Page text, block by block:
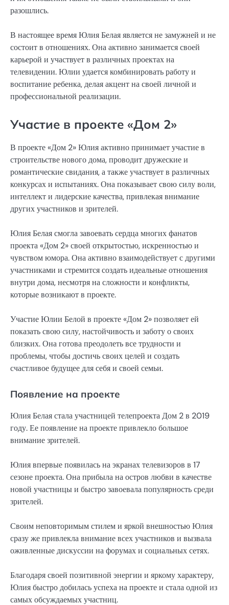
разошлись.
В настоящее время Юлия Белая является не замужней и не
состоит в отношениях. Она активно занимается своей
карьерой и участвует в различных проектах на
телевидении. Юлии удается комбинировать работу и
воспитание ребенка, делая акцент на своей личной и
профессиональной реализации.
Участие в проекте «Дом 2»
В проекте «Дом 2» Юлия активно принимает участие в
строительстве нового дома, проводит дружеские и
романтические свидания, а также участвует в различных
конкурсах и испытаниях. Она показывает свою силу воли,
интеллект и лидерские качества, привлекая внимание
других участников и зрителей.
Юлия Белая смогла завоевать сердца многих фанатов
проекта «Дом 2» своей открытостью, искренностью и
чувством юмора. Она активно взаимодействует с другими
участниками и стремится создать идеальные отношения
внутри дома, несмотря на сложности и конфликты,
которые возникают в проекте.
Участие Юлии Белой в проекте «Дом 2» позволяет ей
показать свою силу, настойчивость и заботу о своих
близких. Она готова преодолеть все трудности и
проблемы, чтобы достичь своих целей и создать
счастливое будущее для себя и своей семьи.
Появление на проекте
Юлия Белая стала участницей телепроекта Дом 2 в 2019
году. Ее появление на проекте привлекло большое
внимание зрителей.
Юлия впервые появилась на экранах телевизоров в 17
сезоне проекта. Она прибыла на остров любви в качестве
новой участницы и быстро завоевала популярность среди
зрителей.
Своим неповторимым стилем и яркой внешностью Юлия
сразу же привлекла внимание всех участников и вызвала
оживленные дискуссии на форумах и социальных сетях.
Благодаря своей позитивной энергии и яркому характеру,
Юлия быстро добилась успеха на проекте и стала одной из
самых обсуждаемых участниц.